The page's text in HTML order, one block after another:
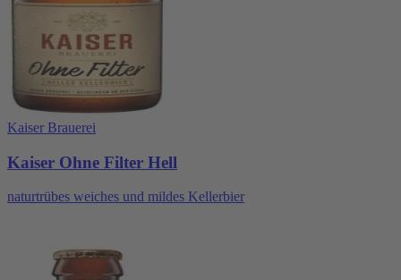
Kaiser Brauerei
Kaiser Ohne Filter Hell
naturtrübes weiches und mildes Kellerbier